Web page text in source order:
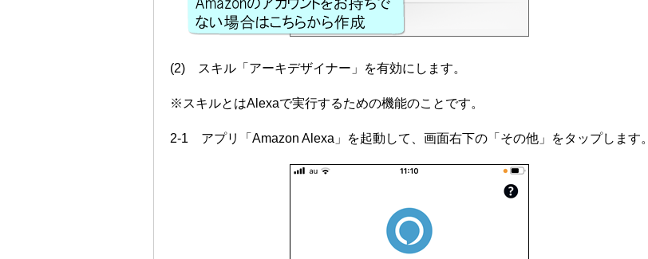
(2) スキル「アーキデザイナー」を有効にします。
※スキルとはAlexaで実行するための機能のことです。
2-1 アプリ「Amazon Alexa」を起動して、画面右下の「その他」をタップします。